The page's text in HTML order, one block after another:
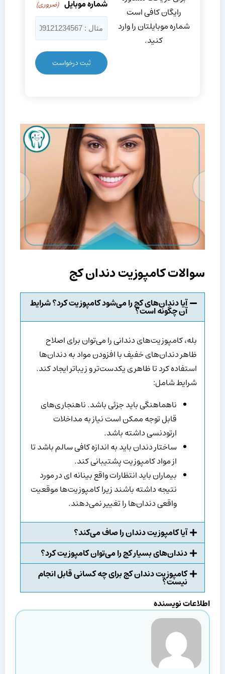
رایگان کافی است
شماره موبایلتان را وارد
کنید.
شماره موبایل (ضروری)
سوالات کامپوزیت دندان کج
آیا دندان‌های کج را می‌شود کامپوزیت کرد؟ شرایط
آن چگونه است؟
بله، کامپوزیت‌های دندانی را می‌توان برای اصلاح
ظاهر دندان‌های خفیف با افزودن مواد به دندان‌ها
استفاده کرد تا ظاهری یکدست‌تر و زیباتر ایجاد کند.
شرایط شامل:
ناهماهنگی باید جزئی باشد. ناهنجاری‌های
قابل توجه ممکن است نیاز به مداخلات
ارتودنسی داشته باشد.
ساختار دندان باید به اندازه کافی سالم باشد تا
از مواد کامپوزیت پشتیبانی کند.
بیماران باید انتظارات واقع بینانه ای در مورد
نتیجه داشته باشند زیرا کامپوزیت‌ها موقعیت
واقعی دندان‌ها را تغییر نمی‌دهند.
آیا کامپوزیت دندان را صاف می‌کند؟
دندان‌های بسیار کج را می‌توان کامپوزیت کرد؟
کامپوزیت دندان کج برای چه کسانی قابل انجام
نیست؟
اطلاعات نویسنده